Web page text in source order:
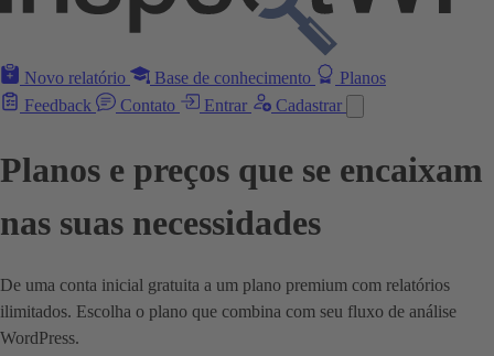
Novo relatório Base de conhecimento
Planos
Feedback
Contato Entrar Cadastrar
Planos e preços que se encaixam
nas suas necessidades
De uma conta inicial gratuita a um plano premium com relatórios
ilimitados. Escolha o plano que combina com seu fluxo de análise
WordPress.